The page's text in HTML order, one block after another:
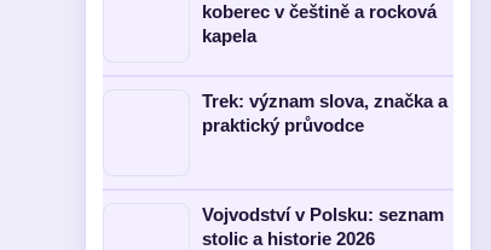
koberec v češtině a rocková
kapela
Trek: význam slova, značka a
praktický průvodce
Vojvodství v Polsku: seznam
stolic a historie 2026